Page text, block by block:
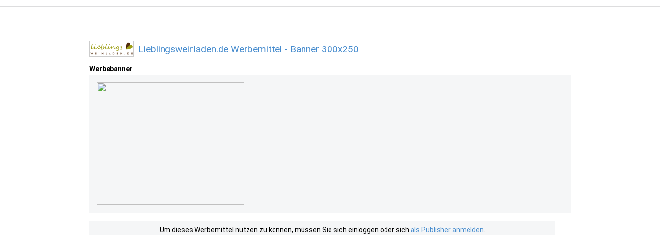
Lieblingsweinladen.de Werbemittel - Banner 300x250
Werbebanner
Um dieses Werbemittel nutzen zu können, müssen Sie sich einloggen oder sich als Publisher anmelden